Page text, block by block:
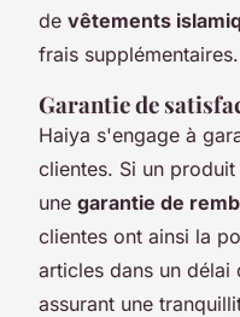
de vêtements
frais supplémentaires.
Garantie de
Haiya s'engage à
clientes. Si un
une garantie de
clientes ont ainsi la
articles dans un
assurant une